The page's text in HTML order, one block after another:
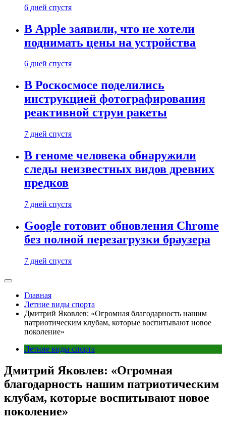
6 дней спустя
В Apple заявили, что не хотели
поднимать цены на устройства
6 дней спустя
В Роскосмосе поделились
инструкцией фотографирования
реактивной струи ракеты
7 дней спустя
В геноме человека обнаружили
следы неизвестных видов древних
предков
7 дней спустя
Google готовит обновления Chrome
без полной перезагрузки браузера
7 дней спустя
Главная
Летние виды спорта
Дмитрий Яковлев: «Огромная благодарность нашим
патриотическим клубам, которые воспитывают новое
поколение»
Летние виды спорта
Дмитрий Яковлев: «Огромная
благодарность нашим патриотическим
клубам, которые воспитывают новое
поколение»